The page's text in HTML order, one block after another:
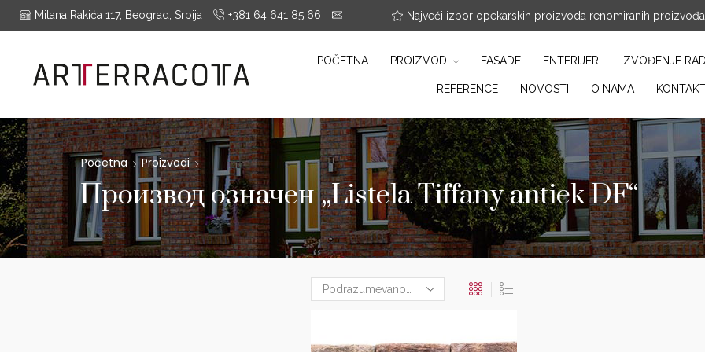
Milana Rakića 117, Beograd, Srbija +381 64 641 85 66 info@arterracotta.rs
Montrieux, Engels Baksteen, ABC-Klinkergruppe, Cotto D'este... Najveći izbor opekarskih proizvoda renomiranih
POČETNA PROIZVODI FASADE ENTERIJER IZVOĐENJE
REFERENCE NOVOSTI O NAMA
Početna Proizvodi
Производ oзначен „Listela Tiffany antiek DF“